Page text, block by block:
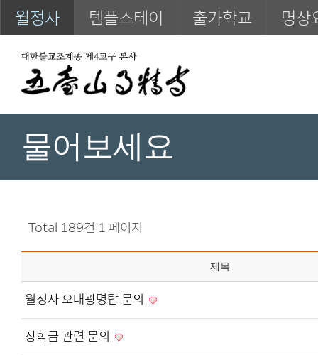
월정사 템플스테이 출가학교 명상
물어보세요
Total 189건 1 페이지
제목
월정사 오대광명탑 문의
장학금 관련 문의